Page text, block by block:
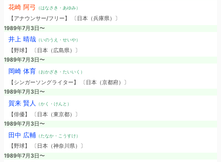
花崎 阿弓 （はなさき・あゆみ）
【アナウンサー/フリー】 〔日本（兵庫県）〕
1989年7月3日〜
井上 晴哉（いのうえ・せいや）
【野球】 〔日本（広島県）〕
1989年7月3日〜
岡崎 体育 （おかざき・たいいく）
【シンガーソングライター】 〔日本（京都府）〕
1989年7月3日〜
賀来 賢人 （かく・けんと）
【俳優】 〔日本（東京都）〕
1989年7月3日〜
田中 広輔 （たなか・こうすけ）
【野球】 〔日本（神奈川県）〕
1989年7月3日〜